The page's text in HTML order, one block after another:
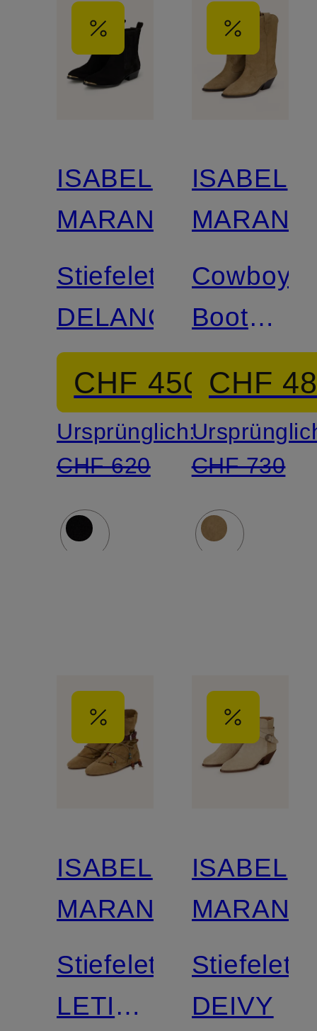
ISABEL
MARANT
Stiefeletten
DELANO
CHF 450
Ursprünglich:
CHF 620
ISABEL
MARANT
Cowboy
Boots
DUERTO
CHF
CHF 730
ISABEL
MARANT
Stiefeletten
LETIZ
ISABEL
MARANT
DEIVY